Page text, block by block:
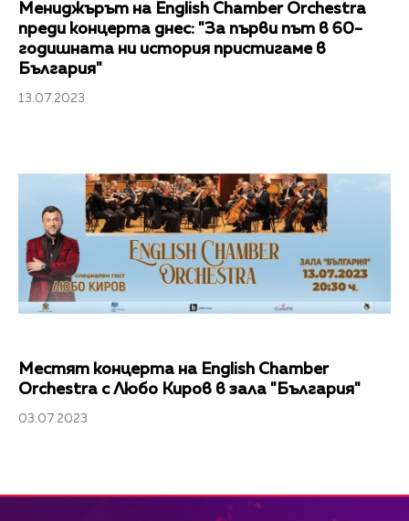
Мениджърът на Еnglish Chamber Orchestra
преди концерта днес: "За първи път в 60-
годишната ни история пристигаме в
България"
13.07.2023
Местят концерта на English Chamber
Orchestra с Любо Киров в зала "България"
03.07.2023